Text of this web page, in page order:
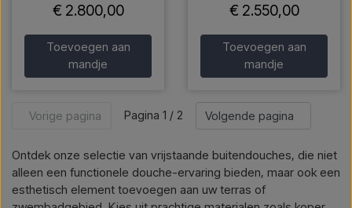
€ 2.800,00
Toevoegen aan
mandje
€ 2.550,00
Toevoegen aan
mandje
Vorige pagina Pagina 1 / 2 Volgende pagina
Ontdek onze selectie van vrijstaande buitendouches, die niet
alleen een functionele douche-ervaring bieden, maar ook een
esthetisch element toevoegen aan uw terras of